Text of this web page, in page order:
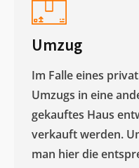
Umzug
Im Falle eines
Umzugs in eine
gekauftes Haus
verkauft werden.
man hier die